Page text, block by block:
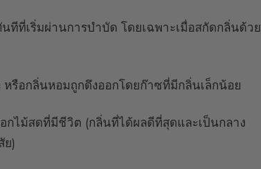
ที่เริ่มผ่านการบำบัด โดยเฉพาะเมื่อสกัดกลิ่นด้วย
รือกลิ่นหอมถูกดึงออกโดยก๊าซที่มีกลิ่นเล็กน้อย
กไม้สดที่มีชีวิต (กลิ่นที่ได้ผลดีที่สุดและเป็นกลาง
ย)